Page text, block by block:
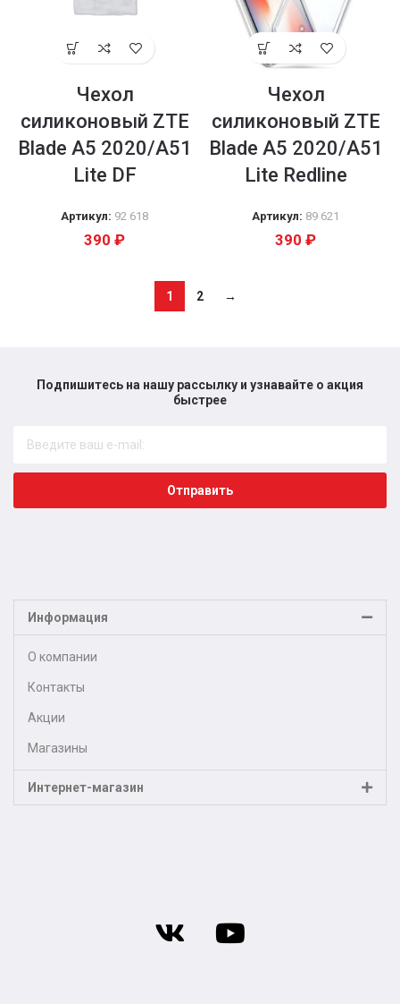
Чехол
силиконовый ZTE
Blade A5 2020/A51
Lite DF
Артикул: 92 618
390 ₽
Чехол
силиконовый ZTE
Blade A5 2020/A51
Lite Redline
Артикул: 89 621
390 ₽
1 2 →
Подпишитесь на нашу рассылку и узнавайте о акция
быстрее​
Отправить
Информация
О компании
Контакты
Акции
Магазины
Интернет-магазин